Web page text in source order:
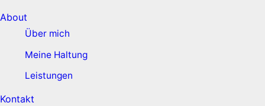
About
Über mich
Meine Haltung
Leistungen
Kontakt